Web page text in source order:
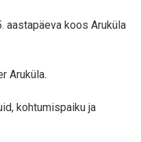
aastapäeva koos Aruküla
Aruküla.
kohtumispaiku ja